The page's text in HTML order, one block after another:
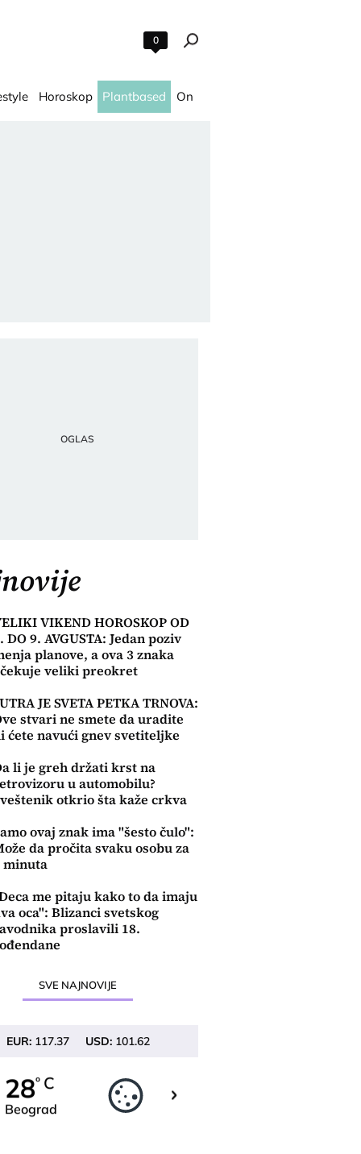
0
Horoskop Plantbased On
VIKEND HOROSKOP OD
DO 9. AVGUSTA: Jedan poziv
planove, a ova 3 znaka
veliki preokret
JE SVETA PETKA TRNOVA:
stvari ne smete da uradite
ćete navući gnev svetiteljke
li je greh držati krst na
u automobilu?
otkrio šta kaže crkva
ovaj znak ima "šesto čulo":
da pročita svaku osobu za
minuta
me pitaju kako to da imaju
oca": Blizanci svetskog
proslavili 18.
SVE NAJNOVIJE
EUR: 117.37 USD: 101.62
28o C
Beograd